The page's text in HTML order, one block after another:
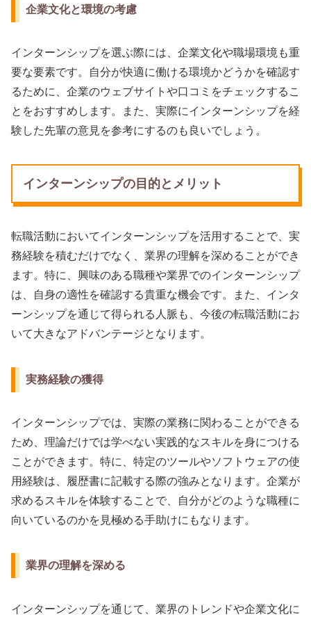
企業文化と環境の考慮
インターンシップを選ぶ際には、企業文化や職場環境も重
要な要素です。自分が快適に働ける環境かどうかを確認す
るために、企業のウェブサイトや口コミをチェックするこ
とをおすすめします。また、実際にインターンシップを経
験した先輩の意見を参考にするのも良いでしょう。
インターンシップの目的とメリット
転職活動においてインターンシップを活用することで、実
務経験を積むだけでなく、業界の理解を深めることができ
ます。特に、興味のある職種や業界でのインターンシップ
は、自身の適性を確認する貴重な機会です。また、インタ
ーンシップを通じて得られる人脈も、今後の転職活動にお
いて大きなアドバンテージとなります。
実務経験の獲得
インターンシップでは、実際の業務に関わることができる
ため、理論だけでは学べない実践的なスキルを身につける
ことができます。特に、特定のツールやソフトウェアの使
用経験は、履歴書に記載する際の強みとなります。企業が
求めるスキルを体験することで、自分がどのような職種に
向いているのかを見極める手助けにもなります。
業界の理解を深める
インターンシップを通じて、業界のトレンドや企業文化に